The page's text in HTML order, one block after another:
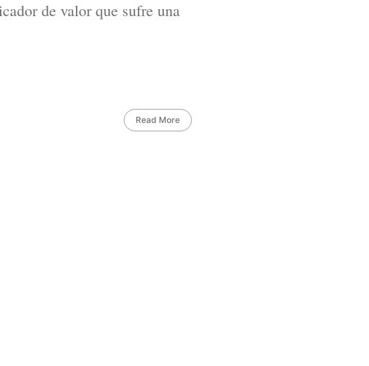
de valor que sufre una
Read More